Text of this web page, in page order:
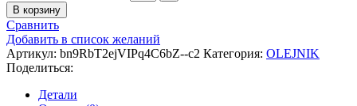
В корзину
Сравнить
Добавить в список желаний
Артикул: bn9RbT2ejVIPq4C6bZ--c2 Категория: OLEJNIK
Поделиться:
Детали